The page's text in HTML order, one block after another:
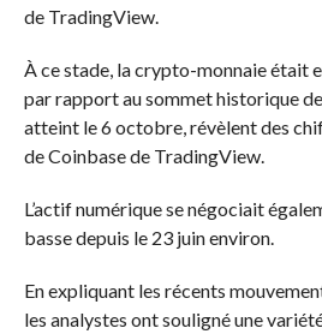
de TradingView.
À ce stade, la crypto-monnaie était
par rapport au sommet historique
atteint le 6 octobre, révèlent des
de Coinbase de TradingView.
L’actif numérique se négociait
basse depuis le 23 juin environ.
En expliquant les récents
les analystes ont souligné une